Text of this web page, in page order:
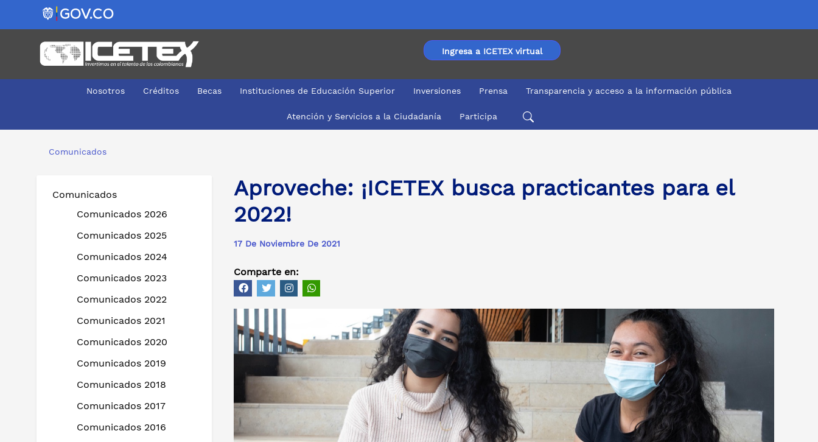
Ingresa a ICETEX virtual
Nosotros Créditos Becas Instituciones de Educación Superior Inversiones Prensa Transparencia y acceso a la información pública
Atención y Servicios a la Ciudadanía Participa
Comunicados
Comunicados
Comunicados 2026
Comunicados 2025
Comunicados 2024
Comunicados 2023
Comunicados 2022
Comunicados 2021
Comunicados 2020
Comunicados 2019
Comunicados 2018
Comunicados 2017
Comunicados 2016
Aproveche: ¡ICETEX busca practicantes para el
2022!
17 De Noviembre De 2021
Comparte en: